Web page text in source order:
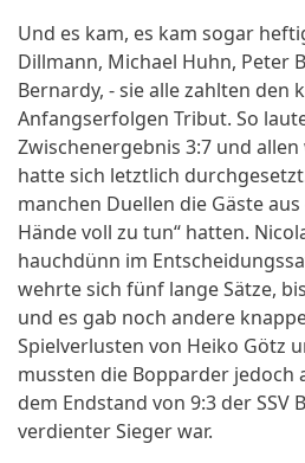
Und es kam, es kam sogar
Dillmann, Michael Huhn, Peter
Bernardy, - sie alle zahlten den
Anfangserfolgen Tribut. So
Zwischenergebnis 3:7 und
hatte sich letztlich
manchen Duellen die Gäste
Hände voll zu tun“ hatten.
hauchdünn im
wehrte sich fünf lange Sätze,
und es gab noch andere
Spielverlusten von Heiko Götz
mussten die Bopparder jedoch
dem Endstand von 9:3 der SSV
verdienter Sieger war.